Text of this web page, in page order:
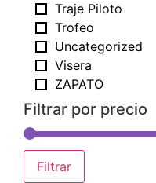
Traje Piloto
Trofeo
Uncategorized
Visera
ZAPATO
Filtrar por precio
Filtrar